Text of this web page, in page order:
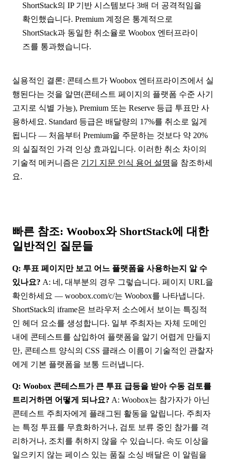
ShortStack의 IP 기반 시스템보다 3배 더 공격적임을
확인했습니다. Premium 계정은 통계적으로
ShortStack과 동일한 취소율로 Woobox 엔터프라이
즈를 통과했습니다.
실용적인 결론: 콘테스트가 Woobox 엔터프라이즈에서 실
행된다는 것을 알면(콘테스트 페이지의 플랫폼 수준 사기
고지로 식별 가능), Premium 또는 Reserve 등급 투표만 사
용하세요. Standard 등급은 배달량의 17%를 취소로 잃게
됩니다 — 처음부터 Premium을 주문하는 것보다 약 20%
의 실질적인 가격 인상 효과입니다. 이러한 취소 차이의
기술적 메커니즘은 기기 지문 인식 용어 설명을 참조하세
요.
빠른 참조: Woobox와 ShortStack에 대한
일반적인 질문들
Q: 투표 페이지만 보고 어느 플랫폼을 사용하는지 알 수
있나요? A: 네, 대부분의 경우 그렇습니다. 페이지 URL을
확인하세요 — woobox.com/c/는 Woobox를 나타냅니다.
ShortStack의 iframe은 브라우저 소스에서 보이는 특징적
인 헤더 요소를 생성합니다. 일부 주최자는 자체 도메인
내에 콘테스트를 삽입하여 플랫폼을 알기 어렵게 만들지
만, 콘테스트 양식의 CSS 클래스 이름이 기술적인 관찰자
에게 기본 플랫폼을 보통 드러냅니다.
Q: Woobox 콘테스트가 큰 투표 급등을 받아 수동 검토를
트리거하면 어떻게 되나요? A: Woobox는 참가자가 아닌
콘테스트 주최자에게 플래그된 활동을 알립니다. 주최자
는 특정 투표를 무효화하거나, 검토 보류 중인 참가를 격
리하거나, 조치를 취하지 않을 수 있습니다. 속도 이상을
일으키지 않는 페이스 있는 품질 소싱 배달은 이 알림을